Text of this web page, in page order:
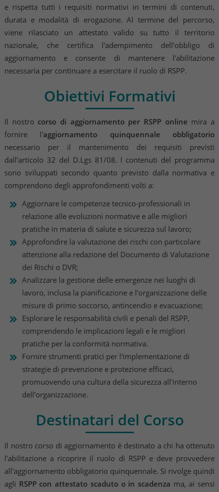
e rispetta tutti i requisiti normativi in termini di contenuti,
durata e modalità di erogazione. Al termine del percorso,
viene rilasciato un attestato valido su tutto il territorio
nazionale, che certifica l'adempimento dell'obbligo di
aggiornamento e consente di mantenere l'abilitazione
necessaria per continuare a esercitare il ruolo di RSPP.
Obiettivi Formativi
Il nostro corso di aggiornamento per RSPP online mira a
fornire l'aggiornamento quinquennale obbligatorio
necessario per il mantenimento dei requisiti previsti
dall'articolo 32 del D.Lgs 81/08. I contenuti del programma
sono sviluppati secondo quanto previsto dalla normativa e
comprendono degli approfondimenti volti a:
Aggiornare le competenze tecnico-professionali in
relazione alle evoluzioni normative e alle migliori
pratiche in materia di salute e sicurezza sul lavoro;
Approfondire la valutazione dei rischi con particolare
attenzione alla redazione del Documento di Valutazione
dei Rischi o DVR;
Analizzare la gestione delle emergenze nei luoghi di
lavoro, inclusa la pianificazione e l'organizzazione delle
misure di primo soccorso, antincendio e evacuazione;
Esplorare le responsabilità civili e penali del RSPP,
comprendendo le implicazioni legali e le migliori
pratiche per la conformità normativa.​
Fornire strumenti pratici per l'implementazione di
strategie di prevenzione e protezione efficaci,
promuovendo una cultura della sicurezza all'interno
dell'organizzazione.​
Destinatari del Corso
Il nostro corso di aggiornamento è destinato a chi ha ottenuto
l'abilitazione a ricoprire il ruolo di RSPP e deve provvedere
all'aggiornamento obbligatorio quinquennale. Si rivolge quindi
agli RSPP con attestato scaduto o in scadenza ma, ai sensi